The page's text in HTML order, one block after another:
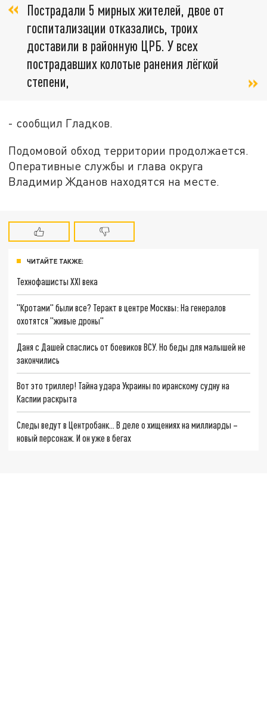
Пострадали 5 мирных жителей, двое от
госпитализации отказались, троих
доставили в районную ЦРБ. У всех
пострадавших колотые ранения лёгкой
степени,
- сообщил Гладков.
Подомовой обход территории продолжается.
Оперативные службы и глава округа
Владимир Жданов находятся на месте.
ЧИТАЙТЕ ТАКЖЕ:
Технофашисты XXI века
"Кротами" были все? Теракт в центре Москвы: На генералов
охотятся "живые дроны"
Даня с Дашей спаслись от боевиков ВСУ. Но беды для малышей не
закончились
Вот это триллер! Тайна удара Украины по иранскому судну на
Каспии раскрыта
Следы ведут в Центробанк… В деле о хищениях на миллиарды –
новый персонаж. И он уже в бегах